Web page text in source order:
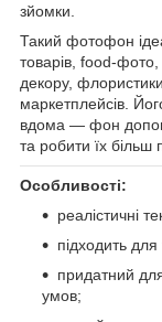
зйомки.
Такий фотофон
товарів, food-фото,
декору,
маркетплейсів.
вдома — фон
та робити їх більш
Особливості:
реалістичні
підходить
придатний
умов;